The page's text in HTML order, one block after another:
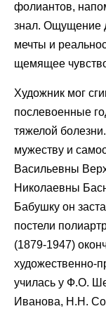
фолиантов,
знал. Ощущение
мечты и
щемящее
Художник мог
послевоенные
тяжелой
мужеству и
Васильевны
Николаевны
Бабушку он
постели
(1879-1947)
художественно-
училась у Ф.О.
Иванова, Н.Н.